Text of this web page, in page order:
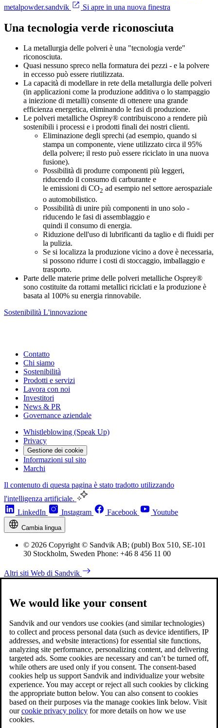
metalpowder.sandvik
Si apre in una nuova finestra
Una tecnologia verde riconosciuta
La metallurgia delle polveri è una "tecnologia verde"
riconosciuta.
Quasi nessuno spreco nella formatura dei pezzi - e la polvere
in eccesso può essere riutilizzata.
La capacità di modellare in rete della metallurgia delle polveri
(in applicazioni come la produzione additiva o lo stampaggio
a iniezione di metalli) consente di ottenere una grande
efficienza energetica, eliminando le fasi di produzione.
Le polveri metalliche Osprey® contribuiscono a rendere più
sostenibili i processi e i prodotti finali dei nostri clienti.
Eliminazione degli sprechi (ad esempio, quando si
stampa un componente, viene utilizzato circa il 95%
della polvere; il resto può essere riciclato in una nuova
fusione).
Possibilità di produrre componenti più leggeri,
riducendo il consumo di carburante e
le emissioni di CO2 ad esempio nel settore aerospaziale
o automobilistico.
Possibilità di unire più componenti in uno solo -
riducendo le fasi di assemblaggio e
quindi il consumo di energia.
Riduzione dell'uso di lubrificanti da taglio e di fluidi per
la pulizia.
Se si localizza la produzione vicino a dove è necessaria,
si possono ridurre i costi di stoccaggio, imballaggio e
trasporto.
Parte delle materie prime delle polveri metalliche Osprey®
sono costituite da rottami metallici riciclati e la produzione è
basata al 100% su energia rinnovabile.
Sostenibilità L'innovazione
Contatto
Chi siamo
Sostenibilità
Prodotti e servizi
Lavora con noi
Investitori
News & PR
Governance aziendale
Whistleblowing (Speak Up)
Privacy
Gestione dei cookie
Informazioni sul sito
Marchi
Il contenuto di questa pagina è stato tradotto utilizzando
l'intelligenza artificiale.
LinkedIn
Instagram Facebook Youtube
Cambia lingua
© 2026 Copyright © Sandvik AB; (publ) Box 510, SE-101
30 Stockholm, Sweden Phone: +46 8 456 11 00
Altri siti Web di Sandvik
We would like your consent
Sandvik and our vendors use cookies (and similar technologies)
to collect and process personal data (such as device identifiers, IP
addresses, and website interactions) for essential site functions,
analyzing site performance, personalizing content, and delivering
targeted ads. Some cookies are necessary and can’t be turned off,
while others are used only if you consent. The consent-based
cookies help us support Sandvik and individualize your website
experience. You may accept or reject all such cookies by clicking
the appropriate button below. You can also consent to cookies
based on their purposes via the manage cookies link below. Visit
ourcookie privacy policy for more details on how we use
cookies.